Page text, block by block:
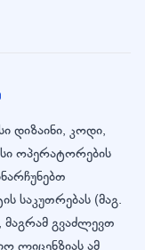
დიზაინი, კოდი,
ოპერატორების
საკუთრებას (მაგ.
გვაძლევთ